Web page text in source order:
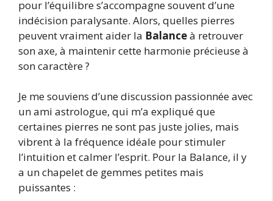
pour l’équilibre s’accompagne souvent d’une
indécision paralysante. Alors, quelles pierres
peuvent vraiment aider la Balanceà retrouver
son axe, à maintenir cette harmonie précieuse à
son caractère ?
Je me souviens d’une discussion passionnée avec
un ami astrologue, qui m’a expliqué que
certaines pierres ne sont pas juste jolies, mais
vibrent à la fréquence idéale pour stimuler
l’intuition et calmer l’esprit. Pour la Balance, il y
a un chapelet de gemmes petites mais
puissantes :